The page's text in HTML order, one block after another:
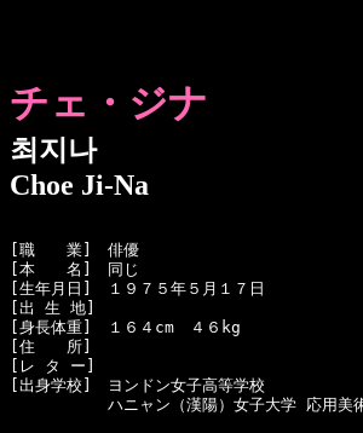
チェ・ジナ
최지나
Choe Ji-Na
[職　　業]　俳優
[本　　名]　同じ
[生年月日]　１９７５年５月１７日
[出 生 地]
[身長体重]　１６４cm　４６kg
[住　　所]
[レ タ ー]
[出身学校]　ヨンドン女子高等学校
　　　　　ハニャン（漢陽）女子大学 応用美